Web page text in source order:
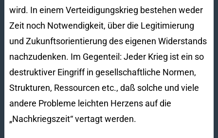
wird. In einem Verteidigungskrieg bestehen weder
Zeit noch Notwendigkeit, über die Legitimierung
und Zukunftsorientierung des eigenen Widerstands
nachzudenken. Im Gegenteil: Jeder Krieg ist ein so
destruktiver Eingriff in gesellschaftliche Normen,
Strukturen, Ressourcen etc., daß solche und viele
andere Probleme leichten Herzens auf die
„Nachkriegszeit“ vertagt werden.